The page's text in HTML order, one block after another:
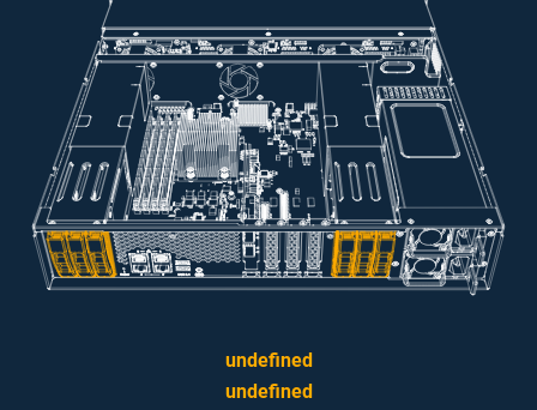
undefined
undefined